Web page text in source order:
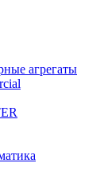
агрегаты